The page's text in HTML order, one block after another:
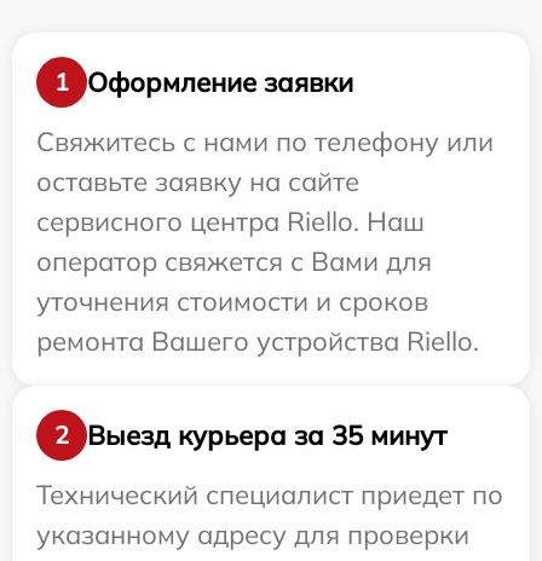
1
Оформление заявки
Свяжитесь с нами по телефону или
оставьте заявку на сайте
сервисного центра Riello. Наш
оператор свяжется с Вами для
уточнения стоимости и сроков
ремонта Вашего устройства Riello.
2
Выезд курьера за 35 минут
Технический специалист приедет по
указанному адресу для проверки